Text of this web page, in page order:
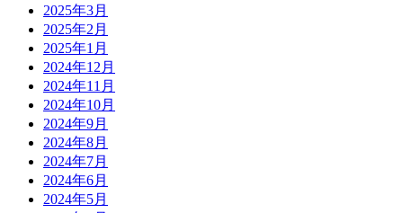
2025年3月
2025年2月
2025年1月
2024年12月
2024年11月
2024年10月
2024年9月
2024年8月
2024年7月
2024年6月
2024年5月